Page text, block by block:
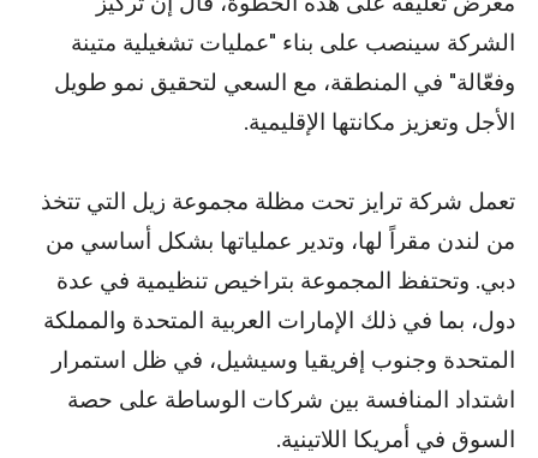
الشركة سينصب على بناء "عمليات تشغيلية متينة
وفعّالة" في المنطقة، مع السعي لتحقيق نمو طويل
الأجل وتعزيز مكانتها الإقليمية.
تعمل شركة ترايز تحت مظلة مجموعة زيل التي تتخذ
من لندن مقراً لها، وتدير عملياتها بشكل أساسي من
دبي. وتحتفظ المجموعة بتراخيص تنظيمية في عدة
دول، بما في ذلك الإمارات العربية المتحدة والمملكة
المتحدة وجنوب إفريقيا وسيشيل، في ظل استمرار
اشتداد المنافسة بين شركات الوساطة على حصة
السوق في أمريكا اللاتينية.